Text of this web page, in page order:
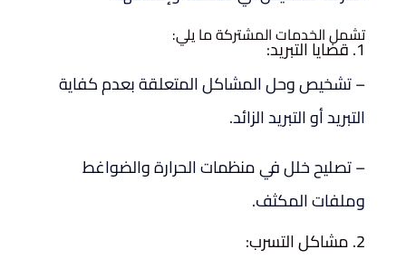
تشمل الخدمات المشتركة ما يلي:
1. قضايا التبريد:
– تشخيص وحل المشاكل المتعلقة بعدم كفاية
التبريد أو التبريد الزائد.
– تصليح خلل في منظمات الحرارة والضواغط
وملفات المكثف.
2. مشاكل التسرب: